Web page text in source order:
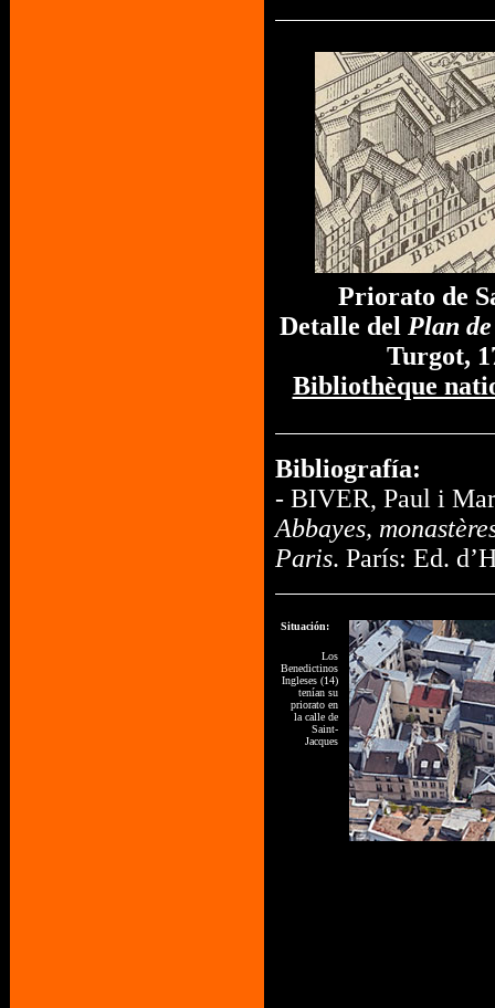
Priorato de
Detalle del Plan
Turgot,
Bibliothèque
Bibliografía:
- BIVER, Paul i
Abbayes,
Paris. París: Ed.
Situación:
Los
Benedictinos
Ingleses (14)
tenían su
priorato en
la calle de
Saint-
Jacques